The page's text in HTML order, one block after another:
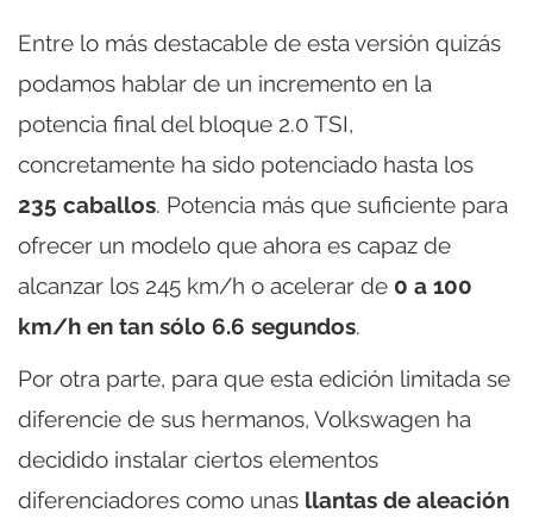
Entre lo más destacable de esta versión quizás
podamos hablar de un incremento en la
potencia final del bloque 2.0 TSI,
concretamente ha sido potenciado hasta los
235 caballos. Potencia más que suficiente para
ofrecer un modelo que ahora es capaz de
alcanzar los 245 km/h o acelerar de 0 a 100
km/h en tan sólo 6.6 segundos.
Por otra parte, para que esta edición limitada se
diferencie de sus hermanos, Volkswagen ha
decidido instalar ciertos elementos
diferenciadores como unas llantas de aleación